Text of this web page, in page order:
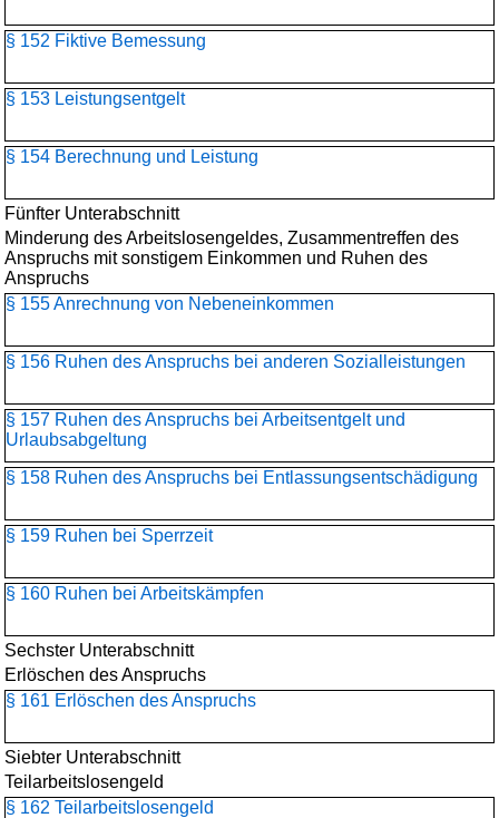
§ 152 Fiktive Bemessung
§ 153 Leistungsentgelt
§ 154 Berechnung und Leistung
Fünfter Unterabschnitt
Minderung des Arbeitslosengeldes, Zusammentreffen des
Anspruchs mit sonstigem Einkommen und Ruhen des
Anspruchs
§ 155 Anrechnung von Nebeneinkommen
§ 156 Ruhen des Anspruchs bei anderen Sozialleistungen
§ 157 Ruhen des Anspruchs bei Arbeitsentgelt und
Urlaubsabgeltung
§ 158 Ruhen des Anspruchs bei Entlassungsentschädigung
§ 159 Ruhen bei Sperrzeit
§ 160 Ruhen bei Arbeitskämpfen
Sechster Unterabschnitt
Erlöschen des Anspruchs
§ 161 Erlöschen des Anspruchs
Siebter Unterabschnitt
Teilarbeitslosengeld
§ 162 Teilarbeitslosengeld